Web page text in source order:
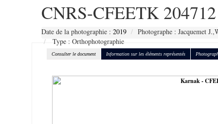
CNRS-CFEETK 204712
Date de la photographie : 2019
Photographe : Jacquemet
Type : Orthophotographie
Consulter le document Information sur les éléments représentés